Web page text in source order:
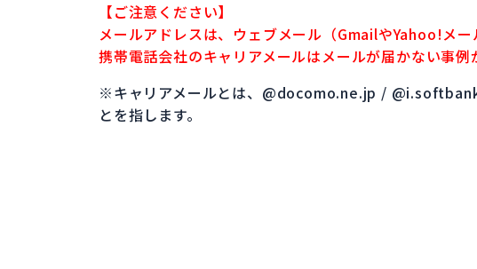
【ご注意ください】
メールアドレスは、ウェブメール（GmailやYahoo!メー
携帯電話会社のキャリアメールはメールが届かない事
※キャリアメールとは、@docomo.ne.jp /
とを指します。